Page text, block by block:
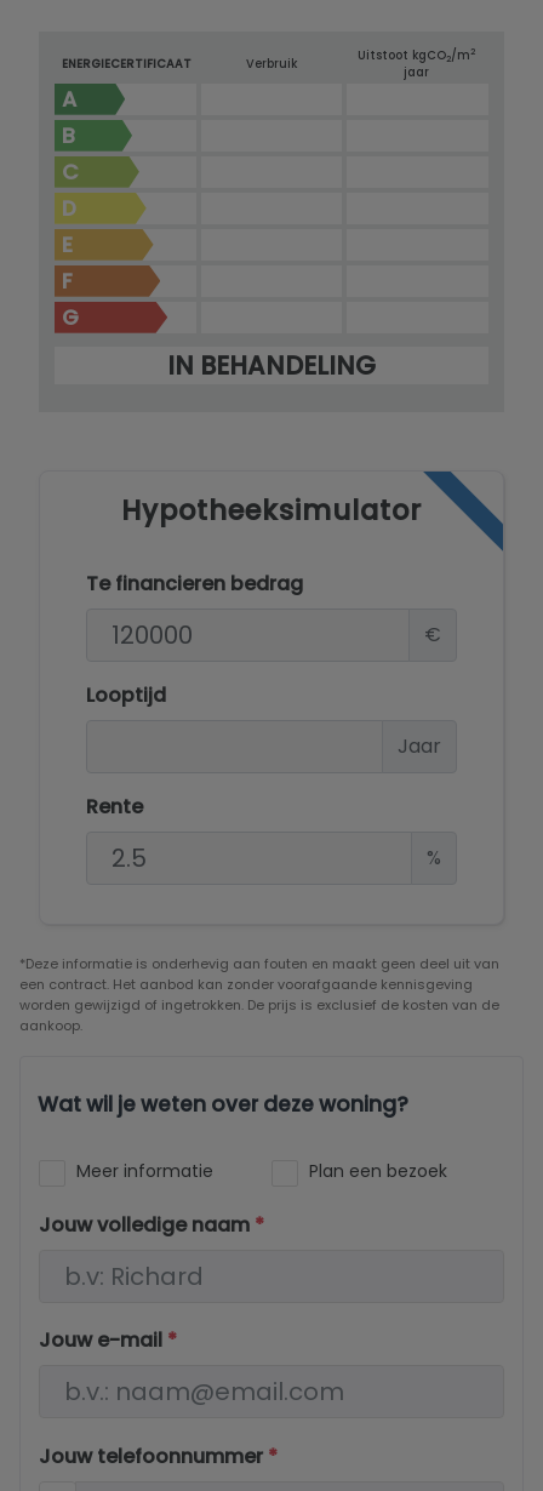
ENERGIECERTIFICAAT Verbruik
Uitstoot kgCO2/m2
jaar
A
B
C
D
E
F
G
IN BEHANDELING
Hypotheeksimulator
Te financieren bedrag
€
Looptijd
Jaar
Rente
%
*Deze informatie is onderhevig aan fouten en maakt geen deel uit van
een contract. Het aanbod kan zonder voorafgaande kennisgeving
worden gewijzigd of ingetrokken. De prijs is exclusief de kosten van de
aankoop.
Wat wil je weten over deze woning?
Meer informatie Plan een bezoek
Jouw volledige naam *
Jouw e-mail *
Jouw telefoonnummer *